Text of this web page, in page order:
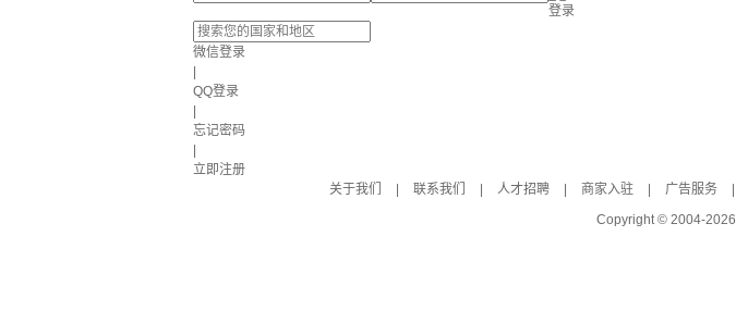
登录
微信登录
QQ登录
忘记密码
立即注册
关于我们
联系我们 人才招聘 商家入驻 广告服务
Copyright © 2004-2026